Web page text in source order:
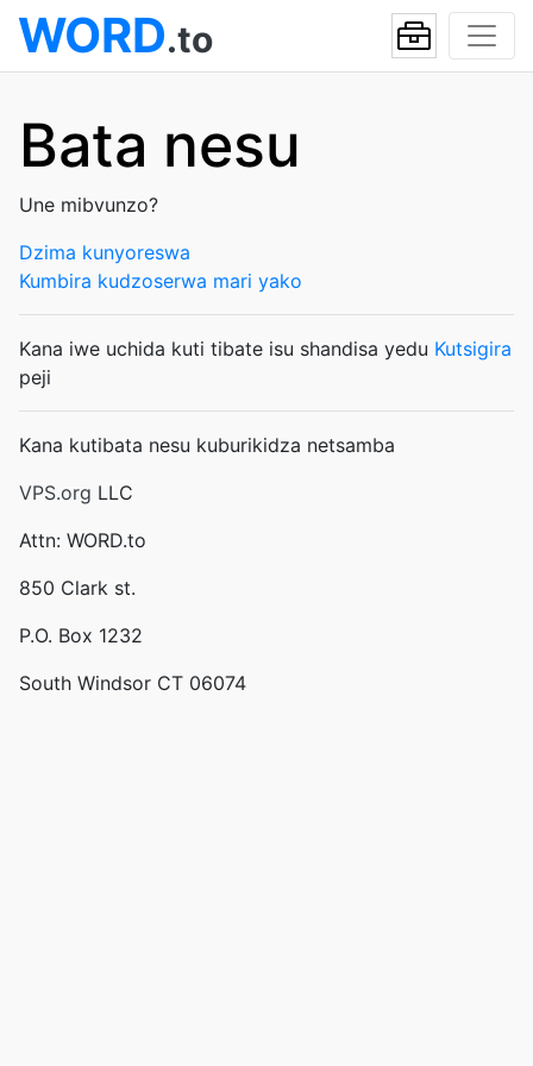
WORD.to
Bata nesu
Une mibvunzo?
Dzima kunyoreswa
Kumbira kudzoserwa mari yako
Kana iwe uchida kuti tibate isu shandisa yedu Kutsigira
peji
Kana kutibata nesu kuburikidza netsamba
VPS.org LLC
Attn: WORD.to
850 Clark st.
P.O. Box 1232
South Windsor CT 06074